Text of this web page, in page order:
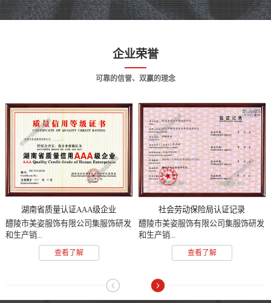
企业荣誉
可靠的信誉、双赢的理念
湖南省质量认证AAA级企业
醴陵市美姿服饰有限公司集服饰研发
和生产销...
查看了解
社会劳动保险局认证记录
醴陵市美姿服饰有限公司集服饰研发
和生产销...
查看了解